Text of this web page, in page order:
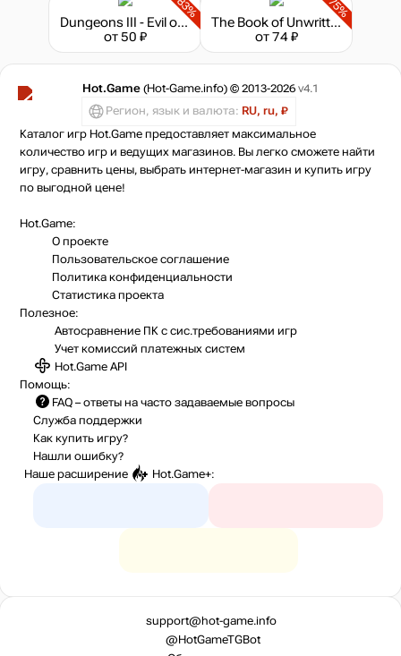
-83%
Dungeons III - Evil of the Caribbean
от 50 ₽
-75%
The Book of Unwritten Tales
от 74 ₽
Hot.Game (Hot-Game.info) © 2013-2026 v4.1
Регион, язык и валюта: RU, ru, ₽
Каталог игр Hot.Game предоставляет максимальное
количество игр и ведущих магазинов. Вы легко сможете найти
игру, сравнить цены, выбрать интернет-магазин и купить игру
по выгодной цене!
Hot.Game:
О проекте
Пользовательское соглашение
Политика конфиденциальности
Статистика проекта
Полезное:
Автосравнение ПК с сис.требованиями игр
Учет комиссий платежных систем
Hot.Game API
Помощь:
FAQ – ответы на часто задаваемые вопросы
Служба поддержки
Как купить игру?
Нашли ошибку?
Наше расширение
Hot.Game+:
support@hot-game.info
@HotGameTGBot